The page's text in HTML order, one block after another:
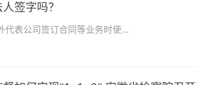
签字吗？
代表公司签订合同等业务时使...